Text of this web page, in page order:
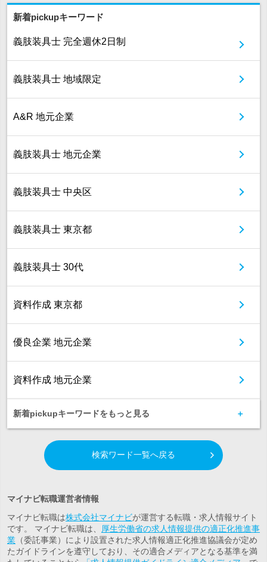
新着pickupキーワード
義肢装具士 完全週休2日制
義肢装具士 地域限定
A&R 地元企業
義肢装具士 地元企業
義肢装具士 中央区
義肢装具士 東京都
義肢装具士 30代
資料作成 東京都
優良企業 地元企業
資料作成 地元企業
新着pickupキーワードをもっと見る
検索ワード一覧へ戻る
マイナビ転職運営者情報
マイナビ転職は株式会社マイナビが運営する転職・求人情報サイト
です。 マイナビ転職は、
厚生労働省の求人情報提供の適正化推進事
業 （委託事業）により設置された求人情報適正化推進協議会が定め
たガイドラインを遵守しており、その適合メディアとなる基準を満